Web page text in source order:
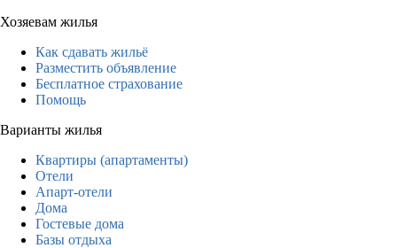
Хозяевам жилья
Как сдавать жильё
Разместить объявление
Бесплатное страхование
Помощь
Варианты жилья
Квартиры (апартаменты)
Отели
Апарт-отели
Дома
Гостевые дома
Базы отдыха